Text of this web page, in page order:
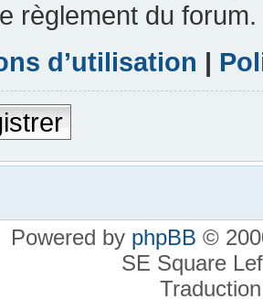
règlement du forum.
d’utilisation |
Powered by phpBB ©
SE Square